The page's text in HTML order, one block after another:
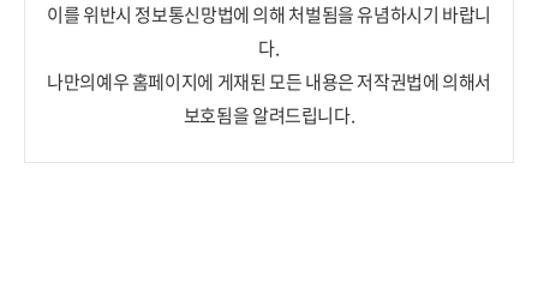
이를 위반시 정보통신망법에 의해 처벌됨을 유념하시기 바랍니
다.
나만의예우 홈페이지에 게재된 모든 내용은 저작권법에 의해서
보호됨을 알려드립니다.